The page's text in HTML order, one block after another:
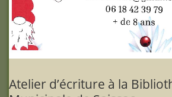
Atelier d’écriture à la